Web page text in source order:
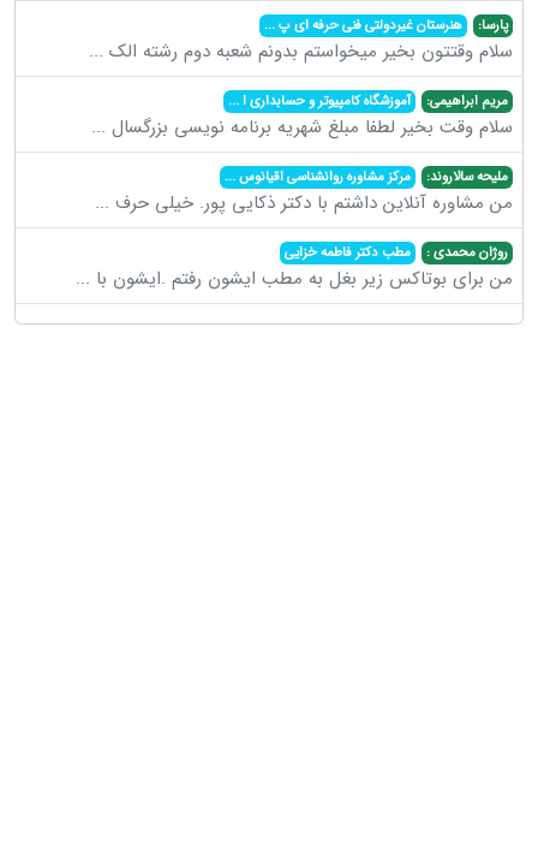
پارسا: هنرستان غیردولتی فنی حرفه ای پ...
سلام وقتتون بخیر میخواستم بدونم شعبه دوم رشته الک ...
مریم ابراهیمی: آموزشگاه کامپیوتر و حسابداری ا...
سلام وقت بخیر لطفا مبلغ شهریه برنامه نویسی بزرگسال ...
ملیحه سالاروند: مرکز مشاوره روانشناسی اقیانوس...
من مشاوره آنلاین داشتم با دکتر ذکایی پور. خیلی حرف ...
روژان محمدی : مطب دکتر فاطمه خزایی
من برای بوتاکس زیر بغل به مطب ایشون رفتم .ایشون با ...